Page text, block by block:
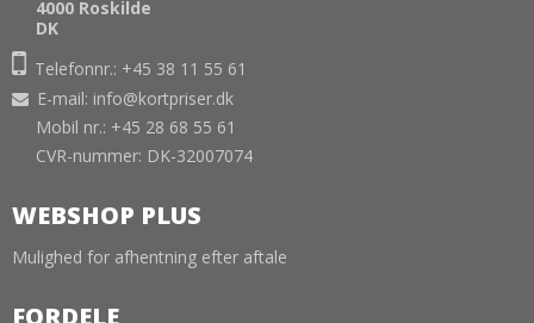
4000 Roskilde
DK
Telefonnr.: +45 38 11 55 61
E-mail: info@kortpriser.dk
Mobil nr.: +45 28 68 55 61
CVR-nummer: DK-32007074
WEBSHOP PLUS
Mulighed for afhentning efter aftale
FORDELE